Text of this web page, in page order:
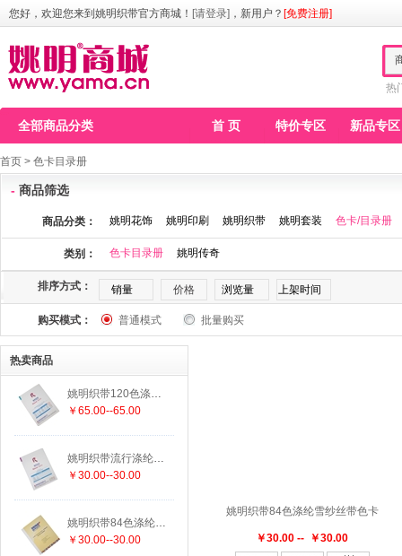
您好，欢迎您来到姚明织带官方商城！ [请登录] ，新用户？ [免费注册]
热
全部商品分类 首 页 特价专区 新品专区
首页 > 色卡目录册
- 商品筛选
商品分类： 姚明花饰 姚明印刷 姚明织带 姚明套装 色卡/目录册
类别： 色卡目录册 姚明传奇
排序方式： 销量 价格 浏览量 上架时间
购买模式： 普通模式 批量购买
姚明织带84色涤纶雪纱丝带色卡
￥30.00 -- ￥30.00
热卖商品
姚明织带120色涤纶格子带色卡
￥65.00--65.00
姚明织带流行涤纶丝带色卡
￥30.00--30.00
姚明织带84色涤纶雪纱丝带色卡
￥30.00--30.00